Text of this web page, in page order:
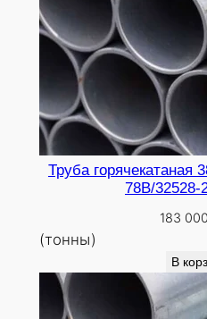
Труба
78В/32528-
183
(тонны)
В